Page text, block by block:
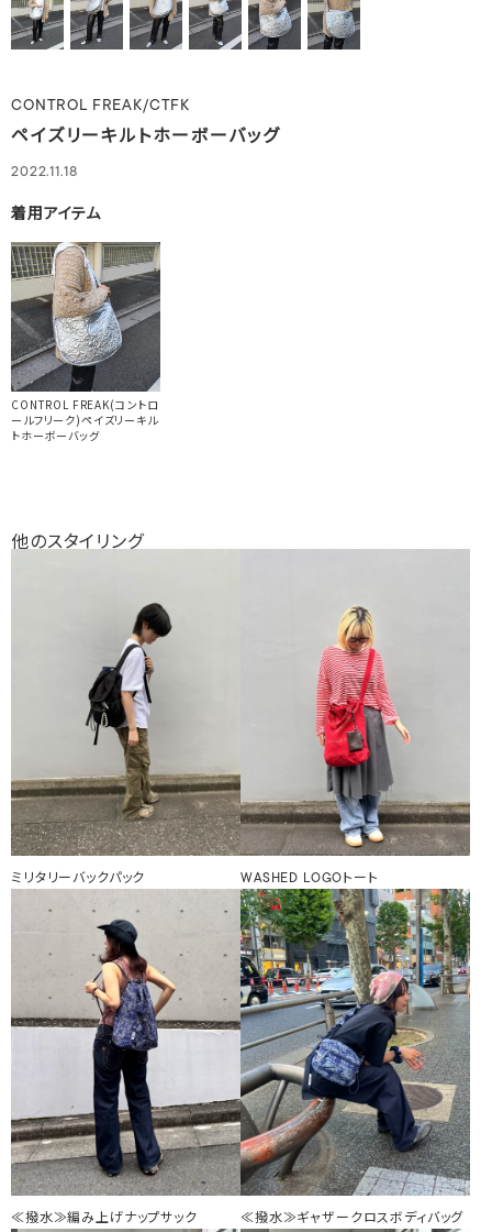
CONTROL FREAK/CTFK
ペイズリーキルトホーボーバッグ
2022.11.18
着用アイテム
CONTROL FREAK(コントロ
ールフリーク)ペイズリーキル
トホーボーバッグ
他のスタイリング
ミリタリーバックパック WASHED LOGOトート
≪撥水≫編み上げナップサック ≪撥水≫ギャザークロスボディバッグ